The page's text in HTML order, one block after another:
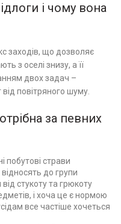
і чому вона
заходів, що дозволяє
з оселі знизу, а її
двох задач –
повітряного шуму.
за певних
побутові страви
до групи
стукоту та грюкоту
і хоча це є нормою
все частіше хочеться